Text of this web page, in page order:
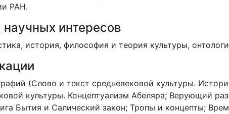
РАН.
интересов
история, философия и теория культуры,
(Слово и текст средневековой культуры.
культуры. Концептуализм Абеляра; Верующий
Бытия и Салический закон; Тропы и концепты;